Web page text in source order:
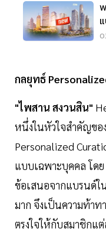
กลยุทธ์
"ไพสาน สงวนสิน"
หนึ่งในหัวใจสำคัญขอ
Personalized
แบบเฉพาะบุคคล โด
ข้อเสนอจากแบรนด์ใ
มาก จึงเป็นความท้า
ตรงใจให้กับสมาชิกแ